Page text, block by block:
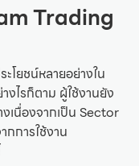
Trading
ยชน์หลายอย่างใน
งไรก็ตาม ผู้ใช้งานยัง
เนื่องจากเป็น Sector
กการใช้งาน